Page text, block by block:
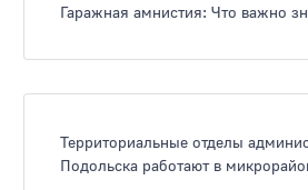
Гаражная амнистия: Что важно
Территориальные отделы
Подольска работают в